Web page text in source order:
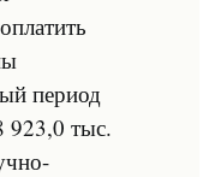
период
923,0 тыс.